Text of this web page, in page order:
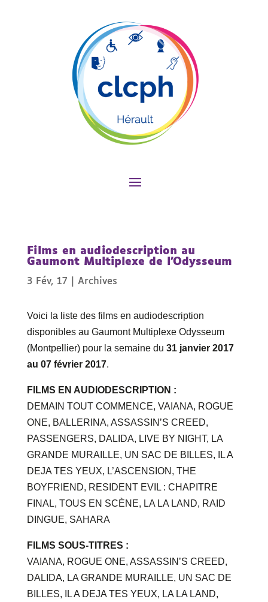
Films en audiodescription au
Gaumont Multiplexe de l’Odysseum
3 Fév, 17 Archives
Voici la liste des films en audiodescription
disponibles au Gaumont Multiplexe Odysseum
(Montpellier) pour la semaine du 31 janvier 2017
au 07 février 2017.
FILMS EN AUDIODESCRIPTION :
DEMAIN TOUT COMMENCE, VAIANA, ROGUE
ONE, BALLERINA, ASSASSIN’S CREED,
PASSENGERS, DALIDA, LIVE BY NIGHT, LA
GRANDE MURAILLE, UN SAC DE BILLES, IL A
DEJA TES YEUX, L’ASCENSION, THE
BOYFRIEND, RESIDENT EVIL : CHAPITRE
FINAL, TOUS EN SCÈNE, LA LA LAND, RAID
DINGUE, SAHARA
FILMS SOUS-TITRES :
VAIANA, ROGUE ONE, ASSASSIN’S CREED,
DALIDA, LA GRANDE MURAILLE, UN SAC DE
BILLES, IL A DEJA TES YEUX, LA LA LAND,